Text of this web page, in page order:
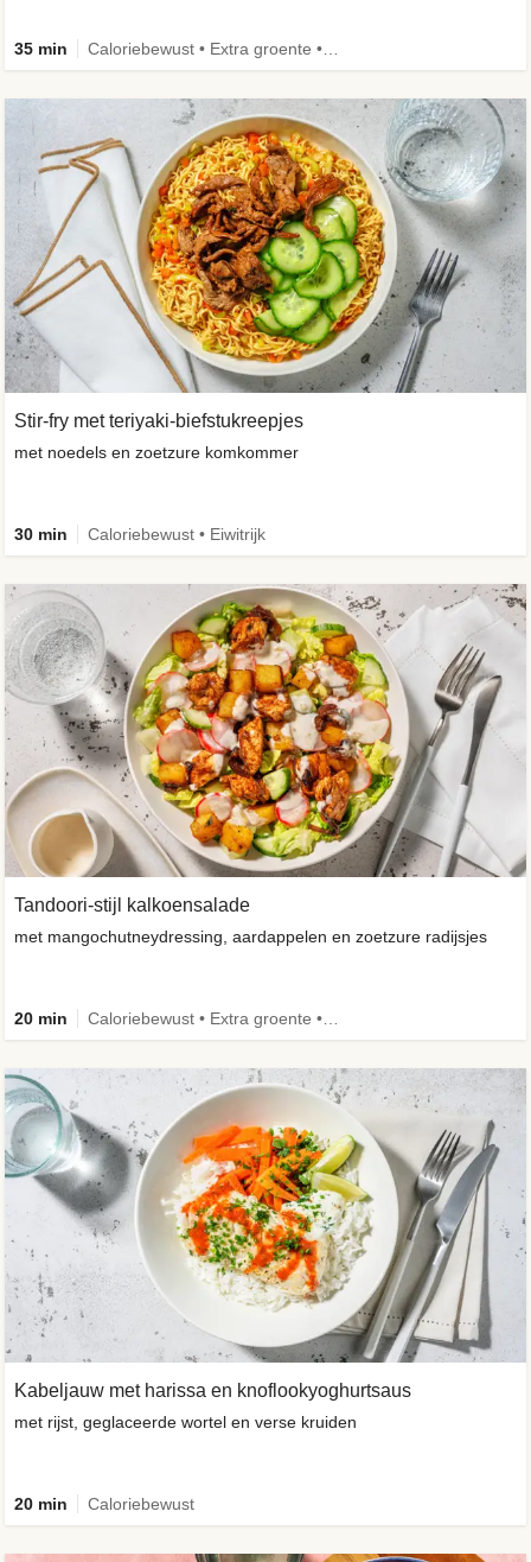
35 min
Stir-fry met teriyaki-biefstukreepjes
met noedels en zoetzure komkommer
30 min Caloriebewust • Eiwitrijk
Tandoori-stijl kalkoensalade
met mangochutneydressing, aardappelen en zoetzure radijsjes
20 min
Kabeljauw met harissa en knoflookyoghurtsaus
met rijst, geglaceerde wortel en verse kruiden
20 min Caloriebewust